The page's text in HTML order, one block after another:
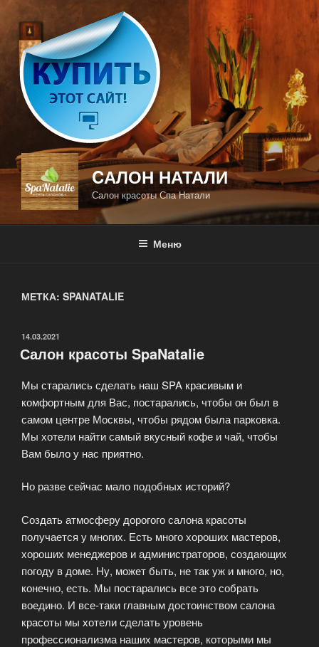
Перейти
содержимому
CАЛОН НАТАЛИ
Салон красоты Спа Натали
Меню
МЕТКА: SPANATALIE
ОПУБЛИКОВАНО
14.03.2021
Салон красоты SpaNatalie
Мы старались сделать наш SPA красивым и
комфортным для Вас, постарались, чтобы он был в
самом центре Москвы, чтобы рядом была парковка.
Мы хотели найти самый вкусный кофе и чай, чтобы
Вам было у нас приятно.
Но разве сейчас мало подобных историй?
Создать атмосферу дорогого салона красоты
получается у многих. Есть много хороших мастеров,
хороших менеджеров и администраторов, создающих
погоду в доме. Ну, может быть, не так уж и много, но,
конечно, есть. Мы постарались все это собрать
воедино. И все-таки главным достоинством салона
красоты мы хотели сделать уровень
профессионализма наших мастеров, которыми мы